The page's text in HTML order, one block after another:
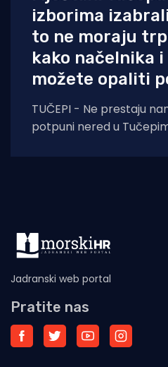
izborima
to ne moraju
kako načelnika
možete opaliti
TUČEPI - Ne prestaju
potpuni nered u
Jadranski web portal
Pratite nas